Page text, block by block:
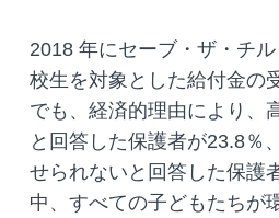
2018 年にセーブ・ザ・チ
校生を対象とした給付金の
でも、経済的理由により、
と回答した保護者が23.8％
せられないと回答した保護
中、すべての子どもたちが